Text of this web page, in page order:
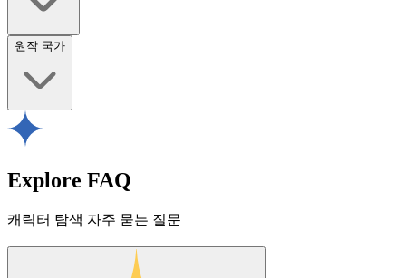
원작 국가
Explore FAQ
캐릭터 탐색 자주 묻는 질문